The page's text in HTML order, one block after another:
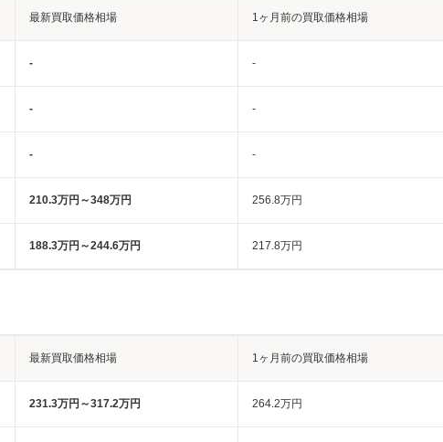
最新買取価格相場 1ヶ月前の買取価格相場
- -
- -
- -
210.3万円～348万円 256.8万円
188.3万円～244.6万円 217.8万円
最新買取価格相場 1ヶ月前の買取価格相場
231.3万円～317.2万円 264.2万円